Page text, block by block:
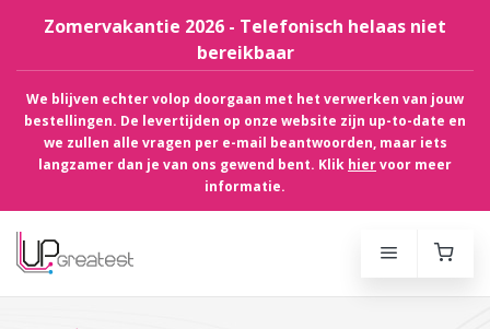
Zomervakantie 2026 - Telefonisch helaas niet
bereikbaar
We blijven echter volop doorgaan met het verwerken van jouw
bestellingen. De levertijden op onze website zijn up-to-date en
we zullen alle vragen per e-mail beantwoorden, maar iets
langzamer dan je van ons gewend bent. Klik hiervoor meer
informatie.